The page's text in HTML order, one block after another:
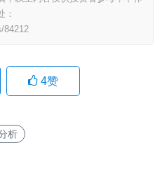
：
84212
4赞
析